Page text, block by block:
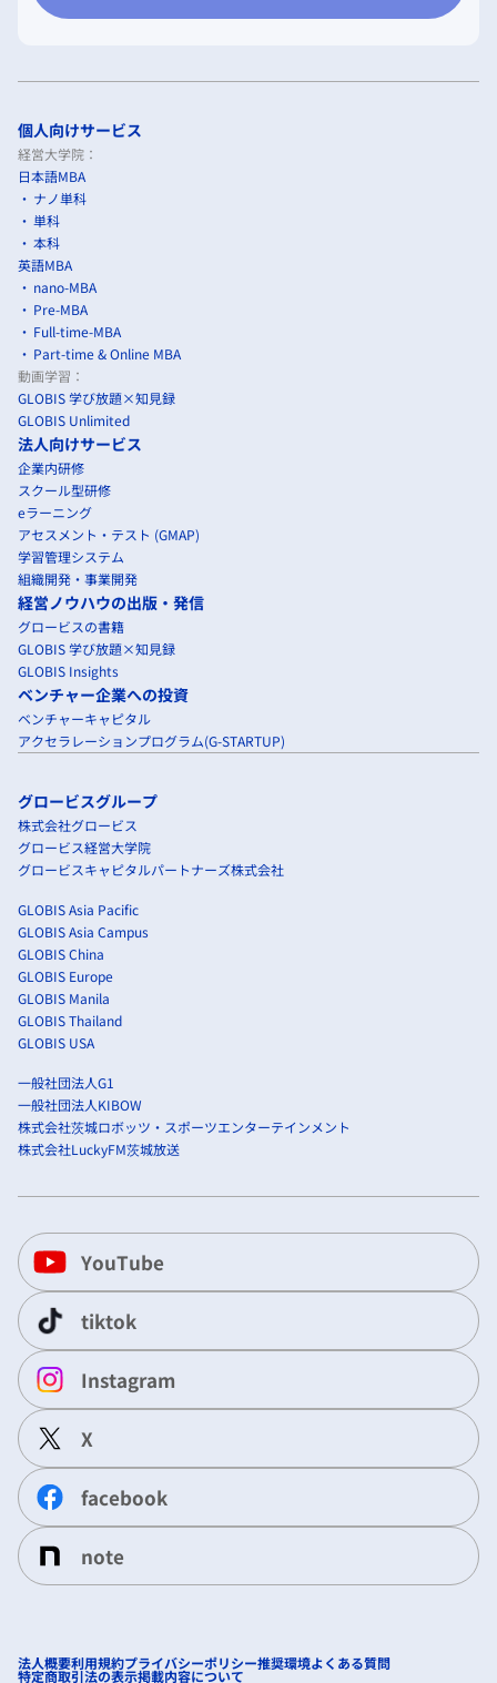
個人向けサービス
経営大学院：
日本語MBA
ナノ単科
単科
本科
英語MBA
nano-MBA
Pre-MBA
Full-time-MBA
Part-time & Online MBA
動画学習：
GLOBIS 学び放題×知見録
GLOBIS Unlimited
法人向けサービス
企業内研修
スクール型研修
eラーニング
アセスメント・テスト (GMAP)
学習管理システム
組織開発・事業開発
経営ノウハウの出版・発信
グロービスの書籍
GLOBIS 学び放題×知見録
GLOBIS Insights
ベンチャー企業への投資
ベンチャーキャピタル
アクセラレーションプログラム(G-STARTUP)
グロービスグループ
株式会社グロービス
グロービス経営大学院
グロービスキャピタルパートナーズ株式会社
GLOBIS Asia Pacific
GLOBIS Asia Campus
GLOBIS China
GLOBIS Europe
GLOBIS Manila
GLOBIS Thailand
GLOBIS USA
一般社団法人G1
一般社団法人KIBOW
株式会社茨城ロボッツ・スポーツエンターテインメント
株式会社LuckyFM茨城放送
YouTube
tiktok
Instagram
X
facebook
note
法人概要利用規約プライバシーポリシー推奨環境よくある質問
特定商取引法の表示掲載内容について